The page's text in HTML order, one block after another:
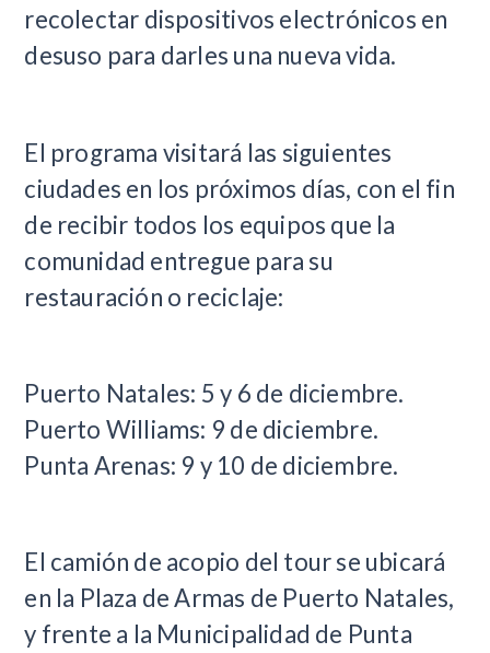
recolectar dispositivos electrónicos en
desuso para darles una nueva vida.
El programa visitará las siguientes
ciudades en los próximos días, con el fin
de recibir todos los equipos que la
comunidad entregue para su
restauración o reciclaje:
Puerto Natales: 5 y 6 de diciembre.
Puerto Williams: 9 de diciembre.
Punta Arenas: 9 y 10 de diciembre.
El camión de acopio del tour se ubicará
en la Plaza de Armas de Puerto Natales,
y frente a la Municipalidad de Punta